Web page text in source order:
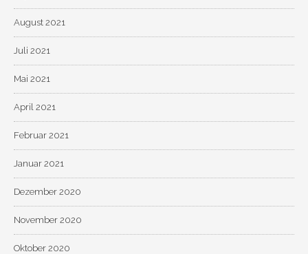
August 2021
Juli 2021
Mai 2021
April 2021
Februar 2021
Januar 2021
Dezember 2020
November 2020
Oktober 2020